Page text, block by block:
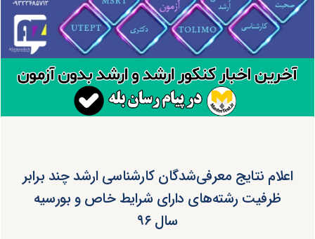
اعلام نتایج معرفی‌شدگان کارشناسی ارشد چند برابر
ظرفیت رشته‌های دارای شرایط خاص و بورسیه
سال ۹۶